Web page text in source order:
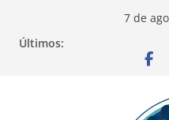
7 de
Últimos: